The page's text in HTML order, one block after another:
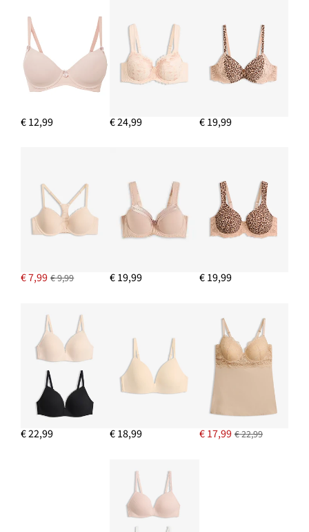
Maxi hipster met kant
€ 13,99
IN WINKELMANDJE
€ 12,99 € 24,99 € 19,99
€ 7,99 € 9,99 € 19,99 € 19,99
€ 22,99 € 18,99 € 17,99 € 22,99